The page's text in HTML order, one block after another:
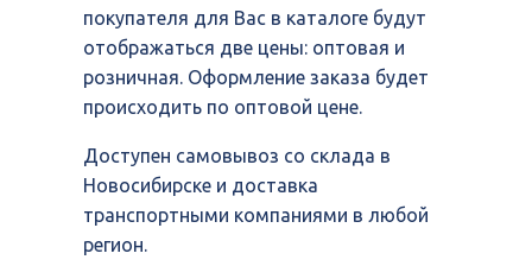
покупателя для Вас в каталоге будут
отображаться две цены: оптовая и
розничная. Оформление заказа будет
происходить по оптовой цене.
Доступен самовывоз со склада в
Новосибирске и доставка
транспортными компаниями в любой
регион.